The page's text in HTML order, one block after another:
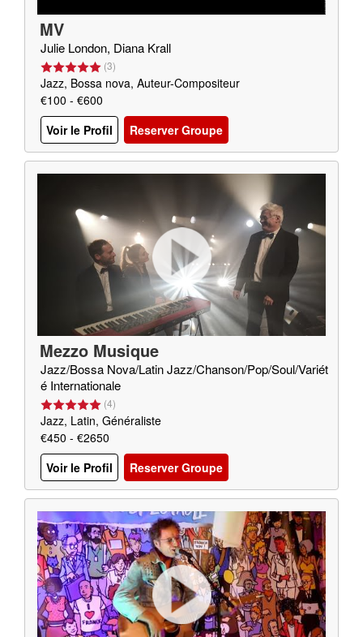
MV
Julie London, Diana Krall
(3)
Jazz, Bossa nova, Auteur-Compositeur
€100 - €600
Voir le Profil
Reserver Groupe
Mezzo Musique
Jazz/Bossa Nova/Latin Jazz/Chanson/Pop/Soul/Variét
é Internationale
(4)
Jazz, Latin, Généraliste
€450 - €2650
Voir le Profil
Reserver Groupe